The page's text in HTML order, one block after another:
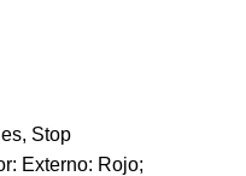
, Stop
Externo: Rojo;